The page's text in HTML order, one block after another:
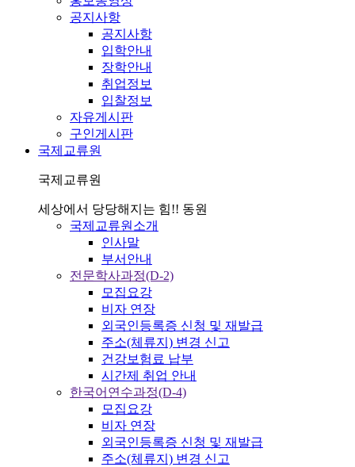
공지사항
공지사항
입학안내
장학안내
취업정보
입찰정보
자유게시판
구인게시판
국제교류원
국제교류원
세상에서 당당해지는 힘!! 동원
국제교류원소개
인사말
부서안내
전문학사과정(D-2)
모집요강
비자 연장
외국인등록증 신청 및 재발급
주소(체류지) 변경 신고
건강보험료 납부
시간제 취업 안내
한국어연수과정(D-4)
모집요강
비자 연장
외국인등록증 신청 및 재발급
주소(체류지) 변경 신고